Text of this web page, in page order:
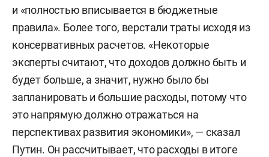
и «полностью вписывается в бюджетные
правила». Более того, верстали траты исходя из
консервативных расчетов. «Некоторые
эксперты считают, что доходов должно быть и
будет больше, а значит, нужно было бы
запланировать и большие расходы, потому что
это напрямую должно отражаться на
перспективах развития экономики», — сказал
Путин. Он рассчитывает, что расходы в итоге